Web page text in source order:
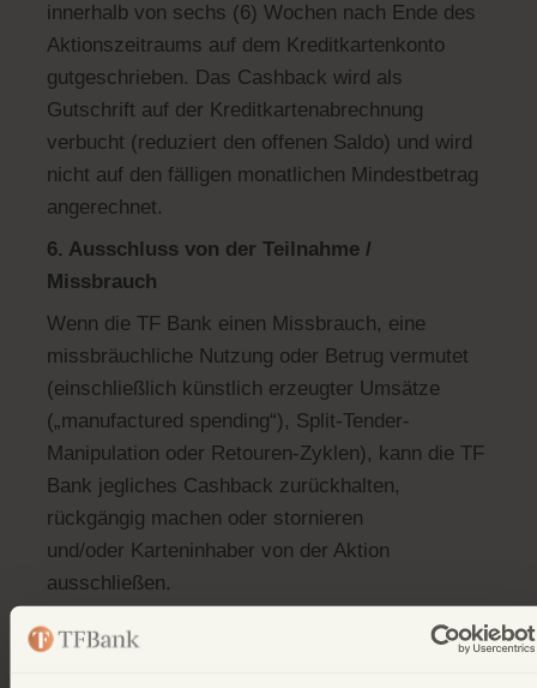
innerhalb von sechs (6) Wochen nach Ende des
Aktionszeitraums auf dem Kreditkartenkonto
gutgeschrieben. Das Cashback wird als
Gutschrift auf der Kreditkartenabrechnung
verbucht (reduziert den offenen Saldo) und wird
nicht auf den fälligen monatlichen Mindestbetrag
angerechnet.
6. Ausschluss von der Teilnahme /
Missbrauch
Wenn die TF Bank einen Missbrauch, eine
missbräuchliche Nutzung oder Betrug vermutet
(einschließlich künstlich erzeugter Umsätze
(„manufactured spending“), Split-Tender-
Manipulation oder Retouren-Zyklen), kann die TF
Bank jegliches Cashback zurückhalten,
rückgängig machen oder stornieren
und/oder Karteninhaber von der Aktion
ausschließen.
Die TF Bank kann die Vorlage von
Transaktionsnachweisen verlangen und die